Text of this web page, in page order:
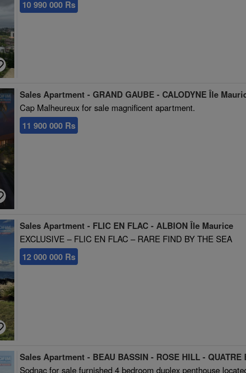
10 990 000 Rs
Sales Apartment - GRAND GAUBE - CALODYNE Île
Cap Malheureux for sale magnificent apartment.
11 900 000 Rs
Sales Apartment - FLIC EN FLAC - ALBION Île Maurice
EXCLUSIVE – FLIC EN FLAC – RARE FIND BY THE SEA
12 000 000 Rs
Sales Apartment - BEAU BASSIN - ROSE HILL - QUATRE
Sodnac for sale furnished 4 bedroom duplex penthouse